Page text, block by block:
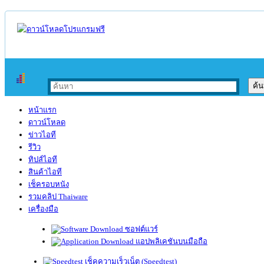
หน้าแรก
ดาวน์โหลด
ข่าวไอที
รีวิว
ทิปส์ไอที
สินค้าไอที
เช็ครอบหนัง
รวมคลิป Thaiware
เครื่องมือ
ซอฟต์แวร์
แอปพลิเคชันบนมือถือ
เช็คความเร็วเน็ต (Speedtest)